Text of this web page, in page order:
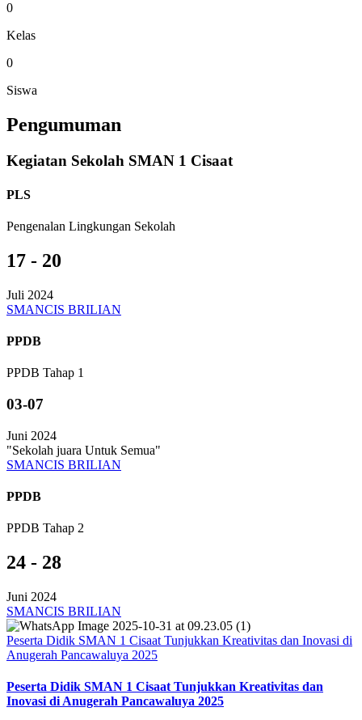
0
Kelas
0
Siswa
Pengumuman
Kegiatan Sekolah SMAN 1 Cisaat
PLS
Pengenalan Lingkungan Sekolah
17 - 20
Juli 2024
SMANCIS BRILIAN
PPDB
PPDB Tahap 1
03-07
Juni 2024
"Sekolah juara Untuk Semua"
SMANCIS BRILIAN
PPDB
PPDB Tahap 2
24 - 28
Juni 2024
SMANCIS BRILIAN
Peserta Didik SMAN 1 Cisaat Tunjukkan Kreativitas dan Inovasi di
Anugerah Pancawaluya 2025
Peserta Didik SMAN 1 Cisaat Tunjukkan Kreativitas dan
Inovasi di Anugerah Pancawaluya 2025